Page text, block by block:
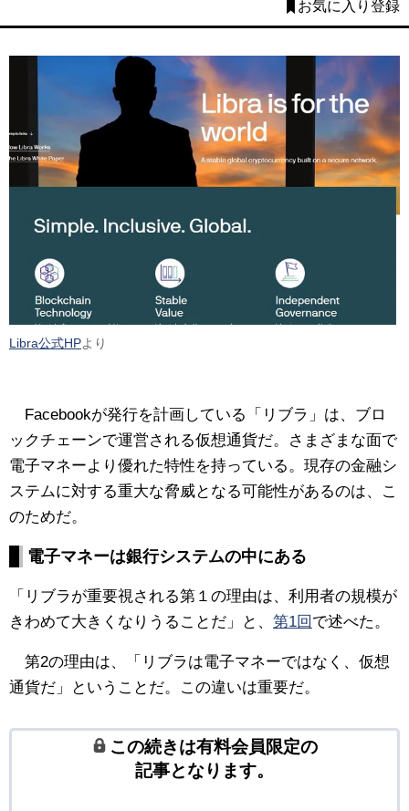
お気に入り登録
Libra公式HPより
Facebookが発行を計画している「リブラ」は、ブロ
ックチェーンで運営される仮想通貨だ。さまざまな面で
電子マネーより優れた特性を持っている。現存の金融シ
ステムに対する重大な脅威となる可能性があるのは、こ
のためだ。
電子マネーは銀行システムの中にある
「リブラが重要視される第１の理由は、利用者の規模が
きわめて大きくなりうることだ」と、 第1回 で述べた。
第2の理由は、「リブラは電子マネーではなく、仮想
通貨だ」ということだ。この違いは重要だ。
この続きは有料会員限定の
記事となります。